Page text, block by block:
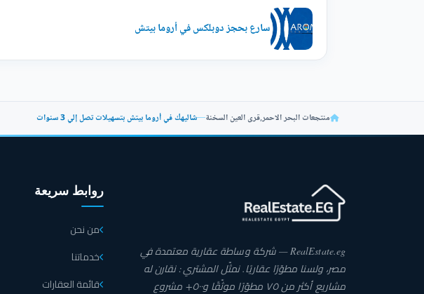
سارع بحجز دوبلكس في أروما بيتش
منتجعات البحر الاحمر,قرى العين السخنة—شاليهك في أروما بيتش بتسهيلات تصل إلي 3 سنوات
RealEstate.eg — شركة وساطة عقارية معتمدة في
مصر، ولسنا مطوّرًا عقاريًا. نمثّل المشتري: نقارن له
مشاريع أكثر من ٧٥ مطوّرًا موثّقًا و٥٠٠+ مشروع
روابط سريعة
من نحن
خدماتنا
قائمة العقارات